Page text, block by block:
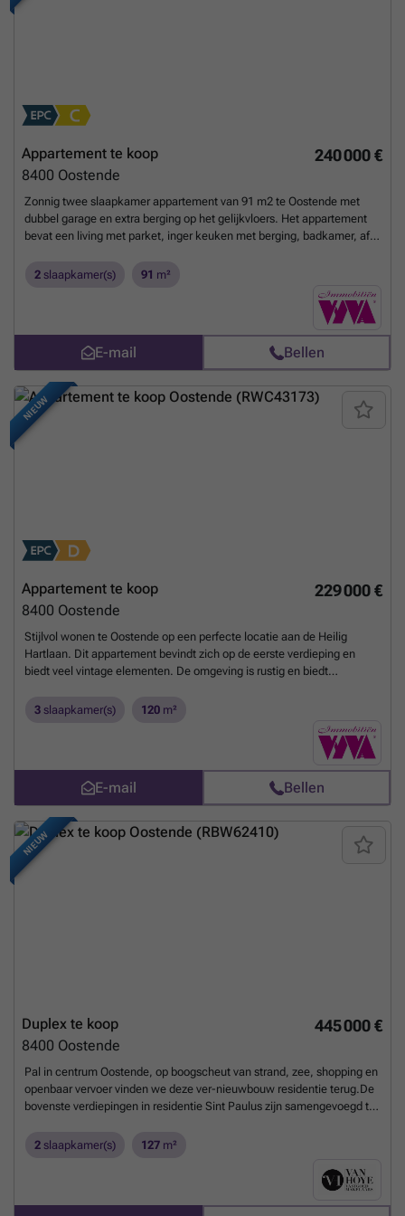
240 000 €
Appartement te koop
8400 Oostende
Zonnig twee slaapkamer appartement van 91 m2 te Oostende met
dubbel garage en extra berging op het gelijkvloers. Het appartement
bevat een living met parket, inger keuken met berging, badkamer, afz.
heeft open zicht en gelegen op wandelafstand van station, winkels,
Meer weten?
2 slaapkamer(s) 91 m²
E-mail Bellen
NIEUW
229 000 €
Appartement te koop
8400 Oostende
Stijlvol wonen te Oostende op een perfecte locatie aan de Heilig
Hartlaan. Dit appartement bevindt zich op de eerste verdieping en
biedt veel vintage elementen. De omgeving is rustig en biedt
nabijheid van het strand, de gezellige winkels en de heerlijke
restaurants die deze bruisende stad te bieden heeft. Met een ruime
bewoonbare oppervlakte van 120 m2 en 3 slaapkamers biedt dit
appartement veel mogelijkheden. Er is veel lichtinval door de vele
ramen . Voor een bezoek tel. ###Meer weten?
3 slaapkamer(s) 120 m²
E-mail Bellen
NIEUW
445 000 €
Duplex te koop
8400 Oostende
Pal in centrum Oostende, op boogscheut van strand, zee, shopping en
openbaar vervoer vinden we deze ver-nieuwbouw residentie terug.De
bovenste verdiepingen in residentie Sint Paulus zijn samengevoegd tot
Dit pareltje omvat een prachtige woonkamer met open ingerichte
12m2. De dakverdieping omvat nog twee prachtige slaapkamers met
moderne badkamer en berging, die eventueel mogelijkheid bied tot
het onwerpen van een dressing aansluitend aan de master-bedroom.
2 slaapkamer(s) 127 m²